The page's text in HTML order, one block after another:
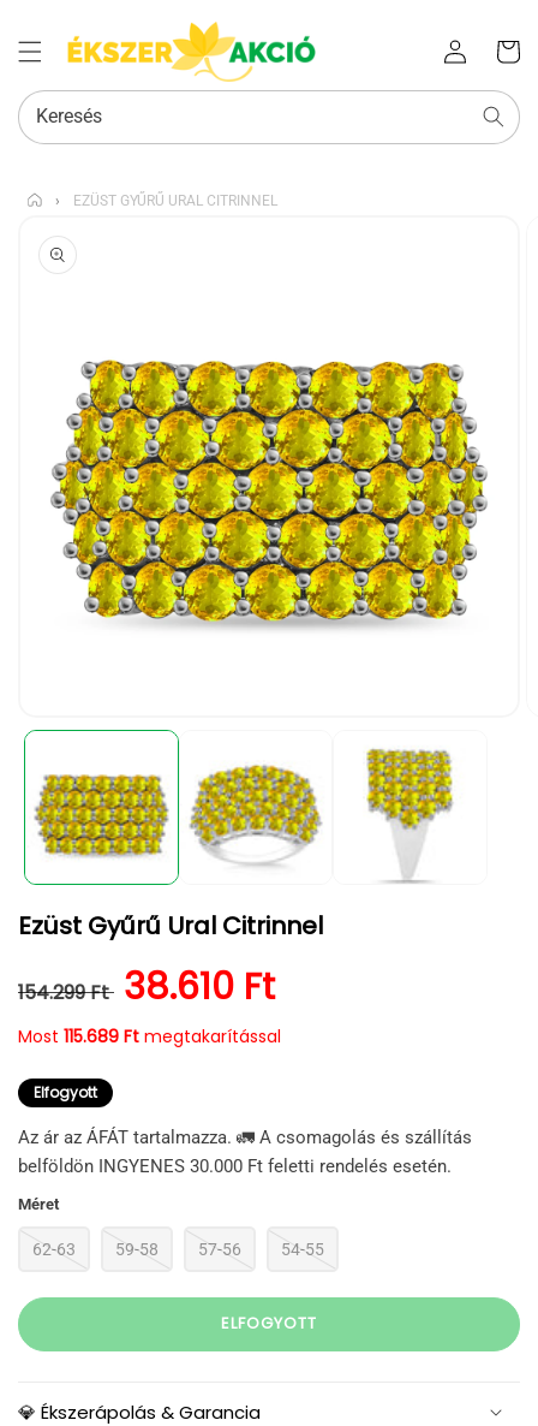
Bejelentkezés
kosara
Keresés
› EZÜST GYŰRŰ URAL CITRINNEL
UGRÁS A
TERMÉKADATOKRA
médiafájl
modális
párbeszédpanelen
Ezüst Gyűrű Ural Citrinnel
Normál ár
154.299 Ft Kedvezményes ár
38.610 Ft
Most 115.689 Ft megtakarítással
Elfogyott
Az ár az ÁFÁT tartalmazza. 🚛 A csomagolás és szállítás
belföldön INGYENES 30.000 Ft feletti rendelés esetén.
Méret
62-63 59-58 57-56 54-55
ELFOGYOTT
💎 Ékszerápolás & Garancia